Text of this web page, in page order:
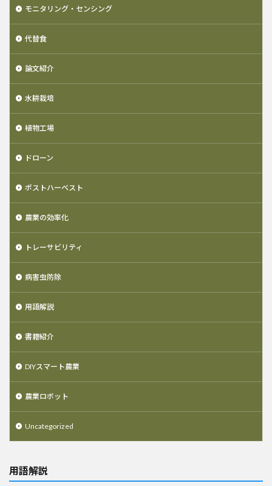
モニタリング・センシング
代替食
論文紹介
水耕栽培
植物工場
ドローン
ポストハーベスト
農業の効率化
トレーサビリティ
病害虫防除
用語解説
書籍紹介
DIYスマート農業
農業ロボット
Uncategorized
用語解説